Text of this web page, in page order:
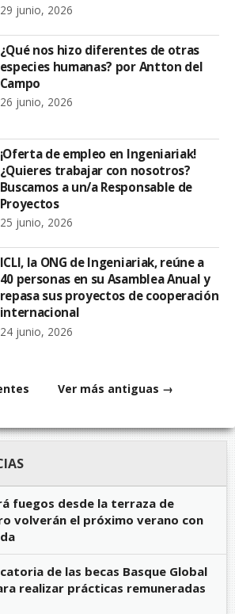
29 junio, 2026
¿Qué nos hizo diferentes de otras
especies humanas? por Antton del
Campo
26 junio, 2026
¡Oferta de empleo en Ingeniariak!
¿Quieres trabajar con nosotros?
Buscamos a un/a Responsable de
Proyectos
25 junio, 2026
ICLI, la ONG de Ingeniariak, reúne a
40 personas en su Asamblea Anual y
repasa sus proyectos de cooperación
internacional
24 junio, 2026
Ver más antiguas →
fuegos desde la terraza de
volverán el próximo verano con
de las becas Basque Global
realizar prácticas remuneradas